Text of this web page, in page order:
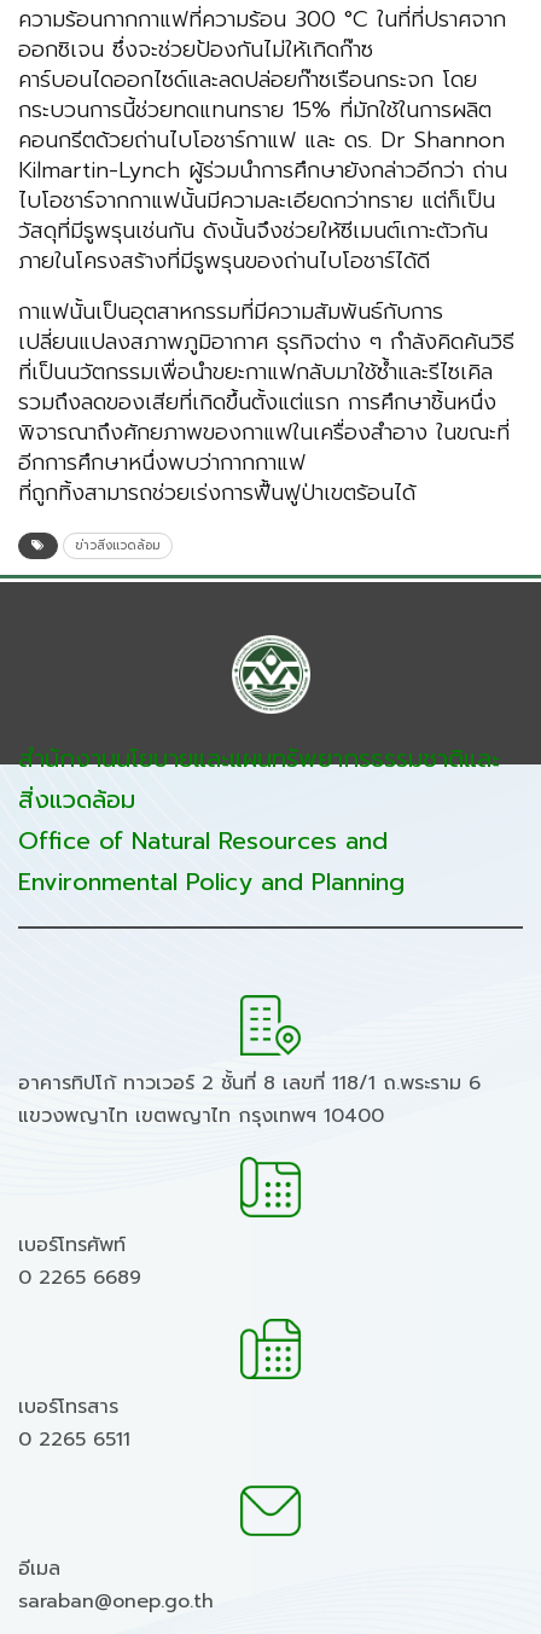
ความร้อนกากกาแฟที่ความร้อน 300 °C ในที่ที่ปราศจาก
ออกซิเจน ซึ่งจะช่วยป้องกันไม่ให้เกิดก๊าซ
คาร์บอนไดออกไซด์และลดปล่อยก๊าซเรือนกระจก โดย
กระบวนการนี้ช่วยทดแทนทราย 15% ที่มักใช้ในการผลิต
คอนกรีตด้วยถ่านไบโอชาร์กาแฟ และ ดร. Dr Shannon
Kilmartin-Lynch ผู้ร่วมนำการศึกษายังกล่าวอีกว่า ถ่าน
ไบโอชาร์จากกาแฟนั้นมีความละเอียดกว่าทราย แต่ก็เป็น
วัสดุที่มีรูพรุนเช่นกัน ดังนั้นจึงช่วยให้ซีเมนต์เกาะตัวกัน
ภายในโครงสร้างที่มีรูพรุนของถ่านไบโอชาร์ได้ดี
กาแฟนั้นเป็นอุตสาหกรรมที่มีความสัมพันธ์กับการ
เปลี่ยนแปลงสภาพภูมิอากาศ ธุรกิจต่าง ๆ กำลังคิดค้นวิธี
ที่เป็นนวัตกรรมเพื่อนำขยะกาแฟกลับมาใช้ซ้ำและรีไซเคิล
รวมถึงลดของเสียที่เกิดขึ้นตั้งแต่แรก การศึกษาชิ้นหนึ่ง
พิจารณาถึงศักยภาพของกาแฟในเครื่องสำอาง ในขณะที่
อีกการศึกษาหนึ่งพบว่ากากกาแฟ
ที่ถูกทิ้งสามารถช่วยเร่งการฟื้นฟูป่าเขตร้อนได้
ข่าวสิ่งแวดล้อม
สำนักงานนโยบายและแผนทรัพยากรธรรมชาติและ
สิ่งแวดล้อม
Office of Natural Resources and
Environmental Policy and Planning
อาคารทิปโก้ ทาวเวอร์ 2 ชั้นที่ 8 เลขที่ 118/1 ถ.พระราม 6
แขวงพญาไท เขตพญาไท กรุงเทพฯ 10400
เบอร์โทรศัพท์
0 2265 6689
เบอร์โทรสาร
0 2265 6511
อีเมล
saraban@onep.go.th